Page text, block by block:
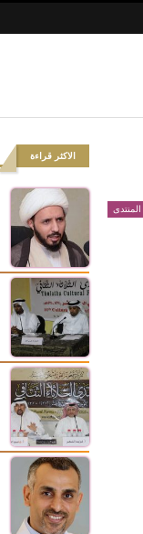
الاكثر قراءة